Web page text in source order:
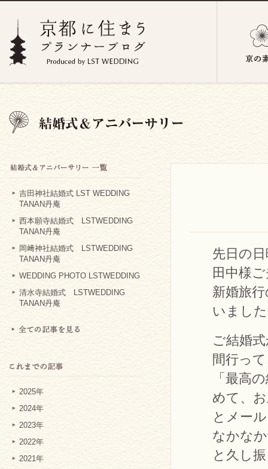
吉田神社結婚式 LST WEDDING
TANAN丹庵
西本願寺結婚式 LSTWEDDING
TANAN丹庵
岡﨑神社結婚式 LSTWEDDING
TANAN丹庵
WEDDING PHOTO LSTWEDDING
清水寺結婚式 LSTWEDDING
TANAN丹庵
2025年
2024年
2023年
2022年
2021年
先日の
田中様
新婚旅
いまし
ご結婚
間行っ
「最高
めて、
とメー
なかな
と久し